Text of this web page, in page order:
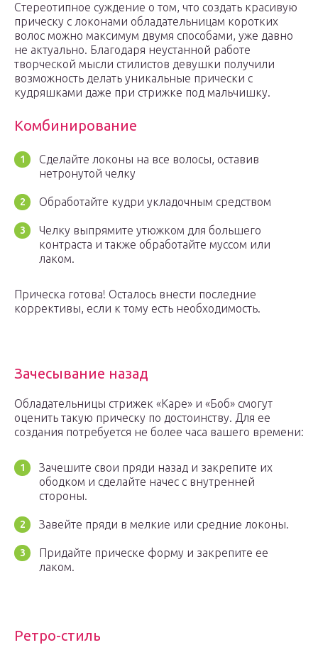
Стереотипное суждение о том, что создать красивую
прическу с локонами обладательницам коротких
волос можно максимум двумя способами, уже давно
не актуально. Благодаря неустанной работе
творческой мысли стилистов девушки получили
возможность делать уникальные прически с
кудряшками даже при стрижке под мальчишку.
Комбинирование
Сделайте локоны на все волосы, оставив
нетронутой челку
Обработайте кудри укладочным средством
Челку выпрямите утюжком для большего
контраста и также обработайте муссом или
лаком.
Прическа готова! Осталось внести последние
коррективы, если к тому есть необходимость.
Зачесывание назад
Обладательницы стрижек «Каре» и «Боб» смогут
оценить такую прическу по достоинству. Для ее
создания потребуется не более часа вашего времени:
Зачешите свои пряди назад и закрепите их
ободком и сделайте начес с внутренней
стороны.
Завейте пряди в мелкие или средние локоны.
Придайте прическе форму и закрепите ее
лаком.
Ретро-стиль